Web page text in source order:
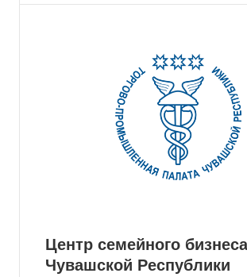
Центр семейного бизнеса
Чувашской Республики